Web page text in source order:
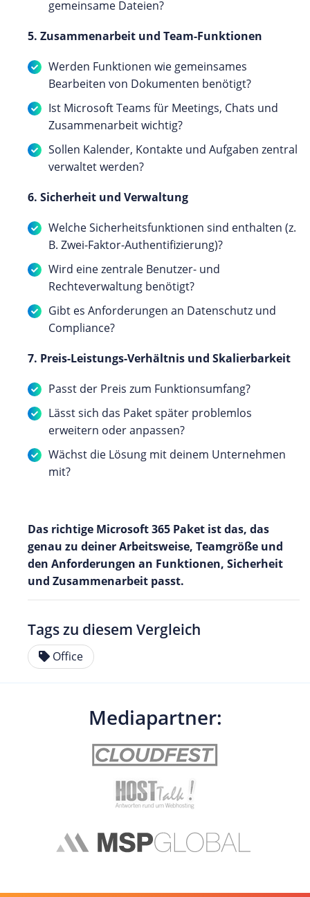
gemeinsame Dateien?
5. Zusammenarbeit und Team-Funktionen
Werden Funktionen wie gemeinsames
Bearbeiten von Dokumenten benötigt?
Ist Microsoft Teams für Meetings, Chats und
Zusammenarbeit wichtig?
Sollen Kalender, Kontakte und Aufgaben zentral
verwaltet werden?
6. Sicherheit und Verwaltung
Welche Sicherheitsfunktionen sind enthalten (z.
B. Zwei-Faktor-Authentifizierung)?
Wird eine zentrale Benutzer- und
Rechteverwaltung benötigt?
Gibt es Anforderungen an Datenschutz und
Compliance?
7. Preis-Leistungs-Verhältnis und Skalierbarkeit
Passt der Preis zum Funktionsumfang?
Lässt sich das Paket später problemlos
erweitern oder anpassen?
Wächst die Lösung mit deinem Unternehmen
mit?
Das richtige Microsoft 365 Paket ist das, das
genau zu deiner Arbeitsweise, Teamgröße und
den Anforderungen an Funktionen, Sicherheit
und Zusammenarbeit passt.
Tags zu diesem Vergleich
Office
Mediapartner: